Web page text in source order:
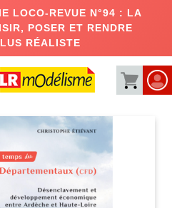
LOCO-REVUE N°94 : LA
POSER ET RENDRE
RÉALISTE